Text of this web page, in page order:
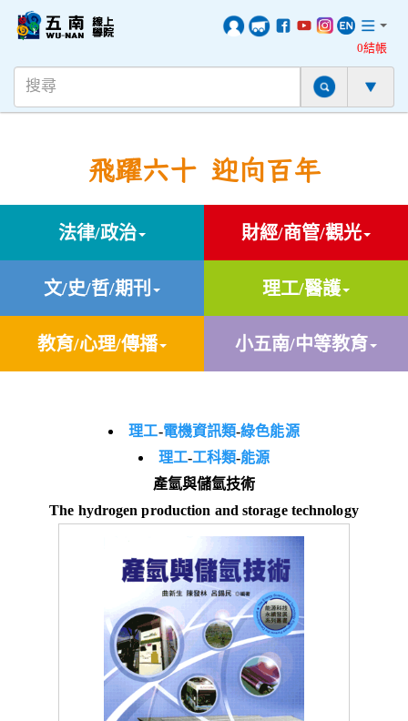
0結帳
飛躍六十 迎向百年
法律/政治 財經/商管/觀光
文/史/哲/期刊 理工/醫護
教育/心理/傳播 小五南/中等教育
理工-電機資訊類-綠色能源
理工-工科類-能源
產氫與儲氫技術
The hydrogen production and storage technology